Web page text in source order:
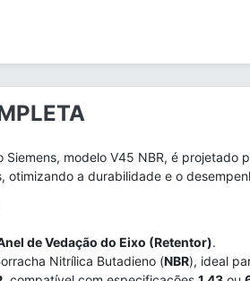
Siemens, modelo V45 NBR, é
otimizando a durabilidade e o
de Vedação do Eixo (Retentor).
Nitrílica Butadieno (NBR), ideal